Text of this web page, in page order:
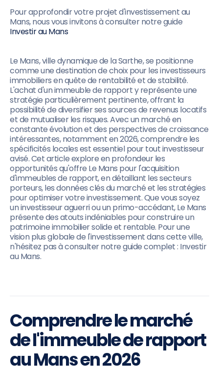
Pour approfondir votre projet d'investissement au
Mans, nous vous invitons à consulter notre guide
Investir au Mans
Le Mans, ville dynamique de la Sarthe, se positionne
comme une destination de choix pour les investisseurs
immobiliers en quête de rentabilité et de stabilité.
L'achat d'un immeuble de rapport y représente une
stratégie particulièrement pertinente, offrant la
possibilité de diversifier ses sources de revenus locatifs
et de mutualiser les risques. Avec un marché en
constante évolution et des perspectives de croissance
intéressantes, notamment en 2026, comprendre les
spécificités locales est essentiel pour tout investisseur
avisé. Cet article explore en profondeur les
opportunités qu'offre Le Mans pour l'acquisition
d'immeubles de rapport, en détaillant les secteurs
porteurs, les données clés du marché et les stratégies
pour optimiser votre investissement. Que vous soyez
un investisseur aguerri ou un primo-accédant, Le Mans
présente des atouts indéniables pour construire un
patrimoine immobilier solide et rentable. Pour une
vision plus globale de l'investissement dans cette ville,
n'hésitez pas à consulter notre guide complet : Investir
au Mans.
Comprendre le marché
de l'immeuble de rapport
au Mans en 2026